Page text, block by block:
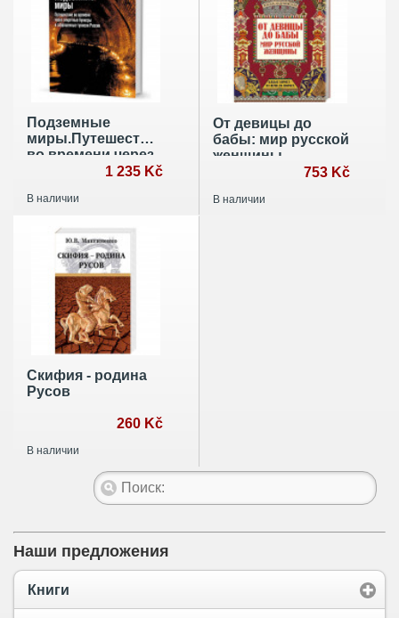
Подземные
миры.Путешествие
во времени через
заброшенные
1 235 Kč
В наличии
От девицы до
бабы: мир русской
женщины
753 Kč
В наличии
Скифия - родина
Русов
260 Kč
В наличии
Наши предложения
Книги